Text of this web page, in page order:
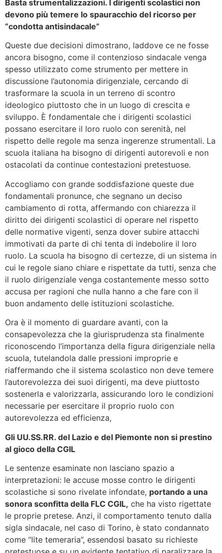
Basta strumentalizzazioni. I dirigenti scolastici non
devono più temere lo spauracchio del ricorso per
“condotta antisindacale”
Queste due decisioni dimostrano, laddove ce ne fosse
ancora bisogno, come il contenzioso sindacale venga
spesso utilizzato come strumento per mettere in
discussione l’autonomia dirigenziale, cercando di
trasformare la scuola in un terreno di scontro
ideologico piuttosto che in un luogo di crescita e
sviluppo. È fondamentale che i dirigenti scolastici
possano esercitare il loro ruolo con serenità, nel
rispetto delle regole ma senza ingerenze strumentali. La
scuola italiana ha bisogno di dirigenti autorevoli e non
ostacolati da continue contestazioni pretestuose.
Accogliamo con grande soddisfazione queste due
fondamentali pronunce, che segnano un deciso
cambiamento di rotta, affermando con chiarezza il
diritto dei dirigenti scolastici di operare nel rispetto
delle normative vigenti, senza dover subire attacchi
immotivati da parte di chi tenta di indebolire il loro
ruolo. La scuola ha bisogno di certezze, di un sistema in
cui le regole siano chiare e rispettate da tutti, senza che
il ruolo dirigenziale venga costantemente messo sotto
accusa per ragioni che nulla hanno a che fare con il
buon andamento delle istituzioni scolastiche.
Ora è il momento di guardare avanti, con la
consapevolezza che la giurisprudenza sta finalmente
riconoscendo l’importanza della figura dirigenziale nella
scuola, tutelandola dalle pressioni improprie e
riaffermando che il sistema scolastico non deve temere
l’autorevolezza dei suoi dirigenti, ma deve piuttosto
sostenerla e valorizzarla, assicurando loro le condizioni
necessarie per esercitare il proprio ruolo con
autorevolezza ed efficienza,
Gli UU.SS.RR. del Lazio e del Piemonte non si prestino
al gioco della CGIL
Le sentenze esaminate non lasciano spazio a
interpretazioni: le accuse mosse contro le dirigenti
scolastiche si sono rivelate infondate, portando a una
sonora sconfitta della FLC CGIL, che ha visto rigettate
le proprie pretese. Anzi, il comportamento tenuto dalla
sigla sindacale, nel caso di Torino, è stato condannato
come “lite temeraria”, essendosi basato su richieste